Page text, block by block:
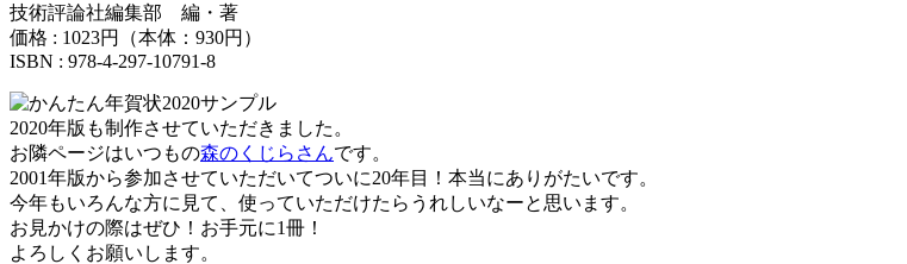
技術評論社編集部 編・著
価格 : 1023円（本体：930円）
ISBN : 978-4-297-10791-8
2020年版も制作させていただきました。
お隣ページはいつもの森のくじらさんです。
2001年版から参加させていただいてついに20年目！本当にありがたいです。
今年もいろんな方に見て、使っていただけたらうれしいなーと思います。
お見かけの際はぜひ！お手元に1冊！
よろしくお願いします。